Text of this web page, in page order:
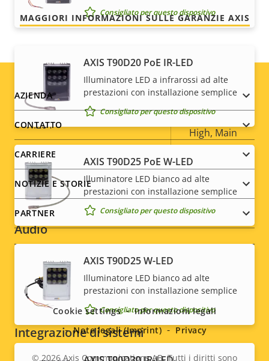
Zoom digitale 12
Descrizione
della
Valore
proprietà
Zipstream Sì
H.264
Baseline,
High, Main
H.265
AV1 –
Audio
Descrizione
della
proprietà
Valore
della
proprietà
Supporto audio
Microfono incorporato -
Integrazione di sistemi
Consigliato per questo dispositivo
AXIS T90D20 PoE IR-LED
Illuminatore LED a infrarossi ad alte
prestazioni con installazione semplice
Consigliato per questo dispositivo
AXIS T90D25 PoE W-LED
Illuminatore LED bianco ad alte
prestazioni con installazione semplice
Consigliato per questo dispositivo
AXIS T90D25 W-LED
Illuminatore LED bianco ad alte
prestazioni con installazione semplice
Consigliato per questo dispositivo
MAGGIORI INFORMAZIONI SULLE GARANZIE AXIS
Footer
menu
AZIENDA
CONTATTO
CARRIERE
NOTIZIE E STORIE
PARTNER
Social
menu
© 2026Axis Communications AB. Tutti i diritti sono
Cookie settings
Informazioni legali
Note legali (Imprint)
Privacy